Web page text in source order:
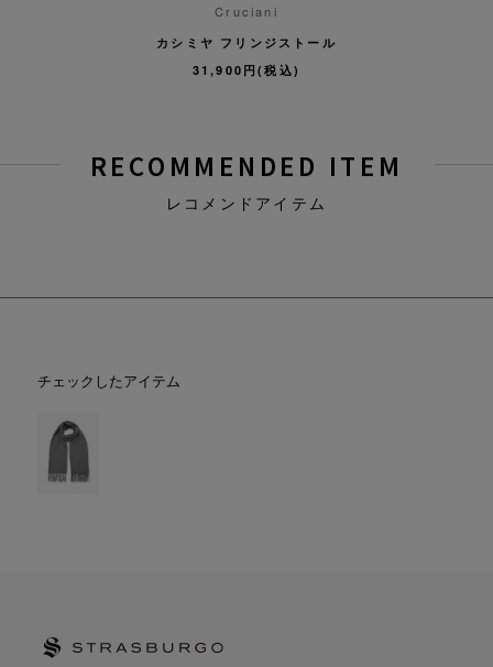
Cruciani
カシミヤ フリンジストール
31,900円(税込)
RECOMMENDED ITEM
レコメンドアイテム
チェックしたアイテム